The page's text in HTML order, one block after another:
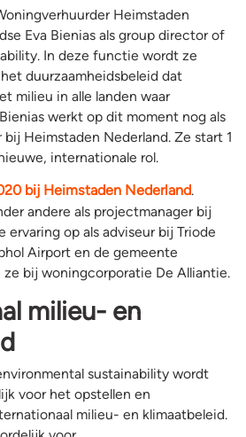
Heimstaden
Eva Bienias als group director of
In deze functie wordt ze
duurzaamheidsbeleid dat
milieu in alle landen waar
werkt op dit moment nog als
Heimstaden Nederland. Ze start 1
internationale rol.
bij Heimstaden Nederland.
andere als projectmanager bij
ervaring op als adviseur bij Triode
Airport en de gemeente
bij woningcorporatie De Alliantie.
milieu- en
sustainability wordt
voor het opstellen en
milieu- en klimaatbeleid.